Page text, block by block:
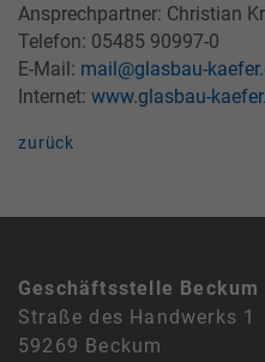
Ansprechpartner: Christian
Telefon: 05485 90997-0
E-Mail: mail@glasbau-
Internet: www.glasbau-
zurück
Geschäftsstelle Beckum
Straße des Handwerks 1
59269 Beckum